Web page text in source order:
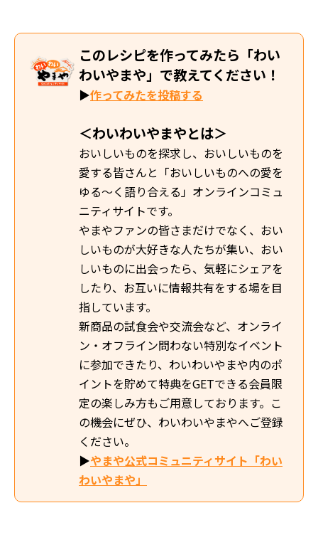
このレシピを作ってみたら「わい
わいやまや」で教えてください！
▶作ってみたを投稿する
＜わいわいやまやとは＞
おいしいものを探求し、おいしいものを
愛する皆さんと「おいしいものへの愛を
ゆる～く語り合える」オンラインコミュ
ニティサイトです。
やまやファンの皆さまだけでなく、おい
しいものが大好きな人たちが集い、おい
しいものに出会ったら、気軽にシェアを
したり、お互いに情報共有をする場を目
指しています。
新商品の試食会や交流会など、オンライ
ン・オフライン問わない特別なイベント
に参加できたり、わいわいやまや内のポ
イントを貯めて特典をGETできる会員限
定の楽しみ方もご用意しております。こ
の機会にぜひ、わいわいやまやへご登録
ください。
▶やまや公式コミュニティサイト「わい
わいやまや」